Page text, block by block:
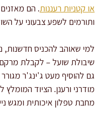
או קטניות רעננות. הם
ותורמים לשפע צבעוני על
למי שאוהב להכניס
שיבולת שועל – לקבלת
גם להוסיף מעט ג'ינג'ר
מודרני ורענן. הציוד
מחבת טפלון איכותית ומגש